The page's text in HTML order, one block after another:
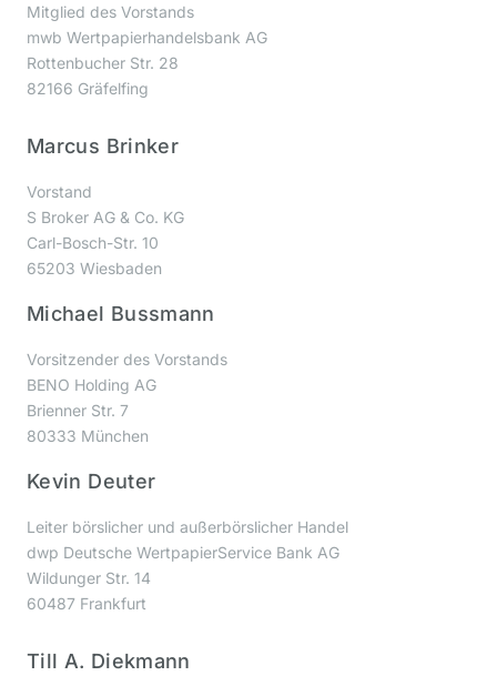
Mitglied des Vorstands
mwb Wertpapierhandelsbank AG
Rottenbucher Str. 28
82166 Gräfelfing
Marcus Brinker
Vorstand
S Broker AG & Co. KG
Carl-Bosch-Str. 10
65203 Wiesbaden
Michael Bussmann
Vorsitzender des Vorstands
BENO Holding AG
Brienner Str. 7
80333 München
Kevin Deuter
Leiter börslicher und außerbörslicher Handel
dwp Deutsche WertpapierService Bank AG
Wildunger Str. 14
60487 Frankfurt
Till A. Diekmann